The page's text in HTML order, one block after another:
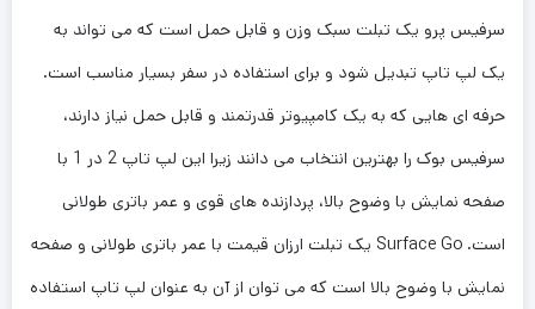
سرفیس پرو یک تبلت سبک وزن و قابل حمل است که می تواند به
یک لپ تاپ تبدیل شود و برای استفاده در سفر بسیار مناسب است.
حرفه ای هایی که به یک کامپیوتر قدرتمند و قابل حمل نیاز دارند،
سرفیس بوک را بهترین انتخاب می دانند زیرا این لپ تاپ 2 در 1 با
صفحه نمایش با وضوح بالا، پردازنده های قوی و عمر باتری طولانی
است. Surface Go یک تبلت ارزان قیمت با عمر باتری طولانی و صفحه
نمایش با وضوح بالا است که می توان از آن به عنوان لپ تاپ استفاده